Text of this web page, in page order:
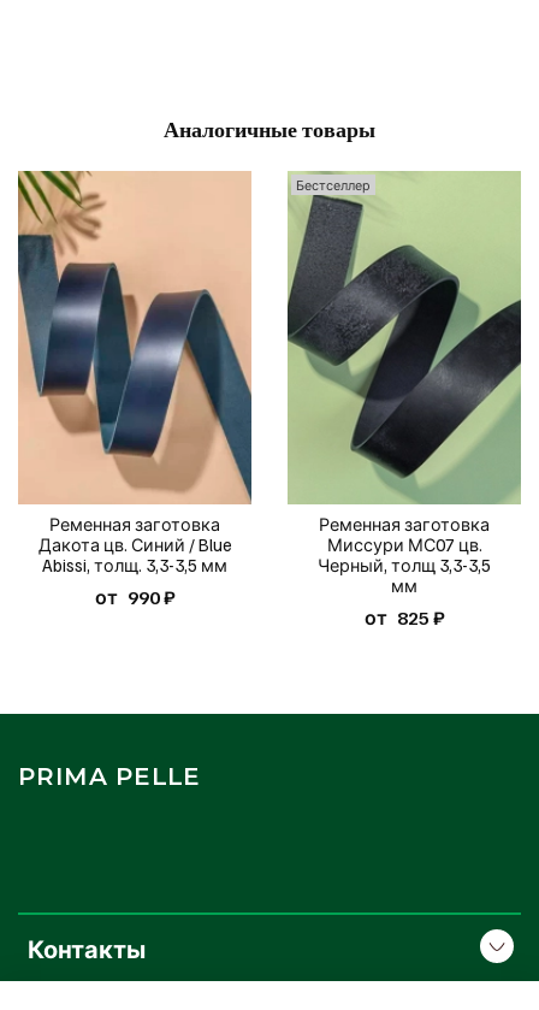
Аналогичные товары
Ременная заготовка
Дакота цв. Синий / Blue
Abissi, толщ. 3,3-3,5 мм
от 990 ₽
Бестселлер
Ременная заготовка
Миссури МС07 цв.
Черный, толщ 3,3-3,5
мм
от 825 ₽
Контакты
PRIMA PELLE